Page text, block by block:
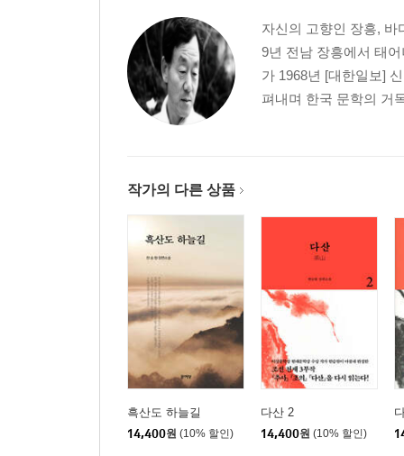
오세영 _ 나도 모르는 어떤 유전자
특별 인터뷰 _ 신달자
저자 약력
자신의 고향인 장흥, 바
9년 전남 장흥에서 태
가 1968년 [대한일보]
펴내며 한국 문학의 거
작가의 다른 상품
흑산도 하늘길
14,400원 (10% 할인)
다산 2
14,400원 (10% 할인)